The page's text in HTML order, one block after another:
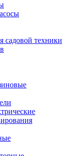
садовой техники